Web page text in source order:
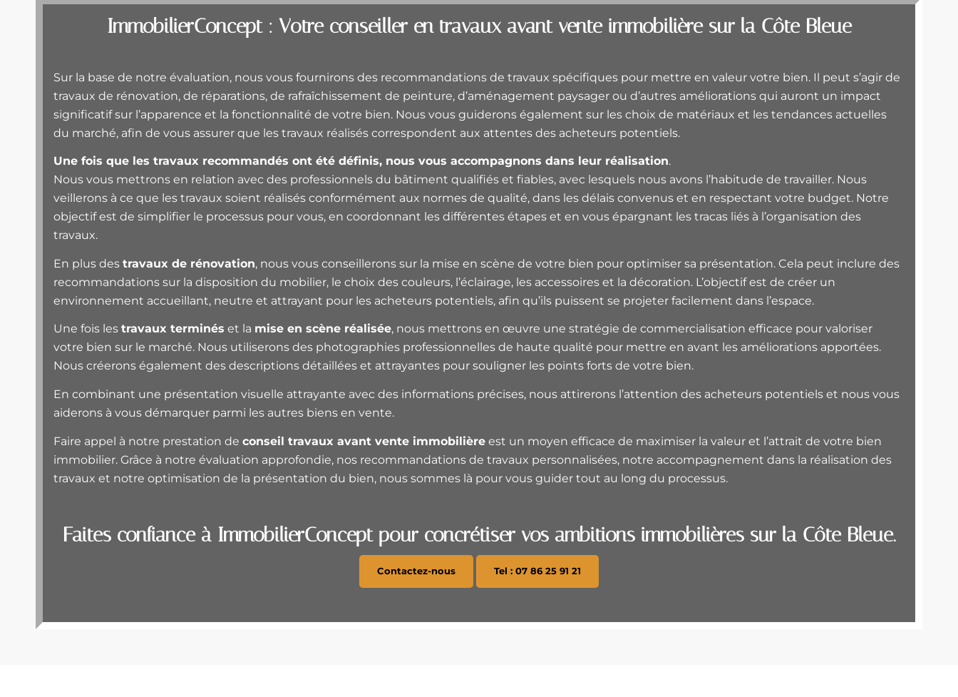
ImmobilierConcept : Votre conseiller en travaux avant vente immobilière sur la Côte Bleue
Sur la base de notre évaluation, nous vous fournirons des recommandations de travaux spécifiques pour mettre en valeur votre bien. Il peut s’agir de
travaux de rénovation, de réparations, de rafraîchissement de peinture, d’aménagement paysager ou d’autres améliorations qui auront un impact
significatif sur l’apparence et la fonctionnalité de votre bien. Nous vous guiderons également sur les choix de matériaux et les tendances actuelles
du marché, afin de vous assurer que les travaux réalisés correspondent aux attentes des acheteurs potentiels.
Une fois que les travaux recommandés ont été définis, nous vous accompagnons dans leur réalisation.
Nous vous mettrons en relation avec des professionnels du bâtiment qualifiés et fiables, avec lesquels nous avons l’habitude de travailler. Nous
veillerons à ce que les travaux soient réalisés conformément aux normes de qualité, dans les délais convenus et en respectant votre budget. Notre
objectif est de simplifier le processus pour vous, en coordonnant les différentes étapes et en vous épargnant les tracas liés à l’organisation des
travaux.
En plus des travaux de rénovation, nous vous conseillerons sur la mise en scène de votre bien pour optimiser sa présentation. Cela peut inclure des
recommandations sur la disposition du mobilier, le choix des couleurs, l’éclairage, les accessoires et la décoration. L’objectif est de créer un
environnement accueillant, neutre et attrayant pour les acheteurs potentiels, afin qu’ils puissent se projeter facilement dans l’espace.
Une fois les travaux terminés et la mise en scène réalisée, nous mettrons en œuvre une stratégie de commercialisation efficace pour valoriser
votre bien sur le marché. Nous utiliserons des photographies professionnelles de haute qualité pour mettre en avant les améliorations apportées.
Nous créerons également des descriptions détaillées et attrayantes pour souligner les points forts de votre bien.
En combinant une présentation visuelle attrayante avec des informations précises, nous attirerons l’attention des acheteurs potentiels et nous vous
aiderons à vous démarquer parmi les autres biens en vente.
Faire appel à notre prestation de conseil travaux avant vente immobilière est un moyen efficace de maximiser la valeur et l’attrait de votre bien
immobilier. Grâce à notre évaluation approfondie, nos recommandations de travaux personnalisées, notre accompagnement dans la réalisation des
travaux et notre optimisation de la présentation du bien, nous sommes là pour vous guider tout au long du processus.
Faites confiance à ImmobilierConcept pour concrétiser vos ambitions immobilières sur la Côte Bleue.
Contactez-nous Tel : 07 86 25 91 21